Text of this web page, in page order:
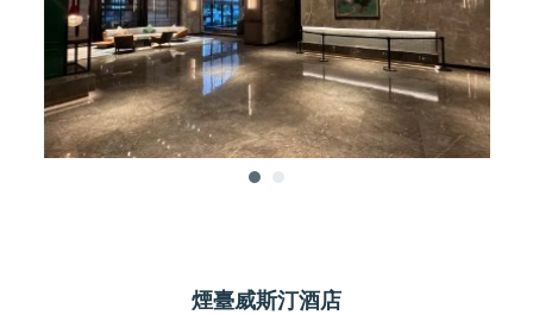
煙臺威斯汀酒店